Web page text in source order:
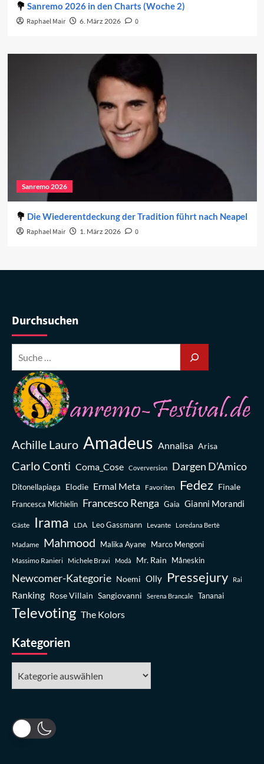
Sanremo 2026 in den Charts (Woche 2)
Raphael Mair 6. März 2026 0
Sanremo 2026
Die Wiederentdeckung der Tradition führt nach Neapel
Raphael Mair 1. März 2026 0
Durchsuchen
Achille Lauro Amadeus Annalisa Arisa
Carlo Conti Coma_Cose Coverversion Dargen D’Amico
Ditonellapiaga Elodie Ermal Meta Favoriten Fedez Finale
Francesca Michielin Francesco Renga Gaia Gianni Morandi
Gäste Irama LDA Leo Gassmann Levante Loredana Bertè
Madame Mahmood Malika Ayane Marco Mengoni
Massimo Ranieri Michele Bravi Modà Mr. Rain Måneskin
Newcomer-Kategorie Noemi Olly Pressejury Rai
Ranking Rose Villain Sangiovanni Serena Brancale Tananai
Televoting The Kolors
Kategorien